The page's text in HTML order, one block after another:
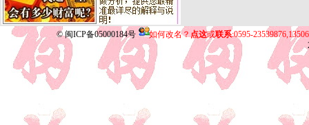
© 闽ICP备05000184号 如何改名？ 点这或联系:0595-